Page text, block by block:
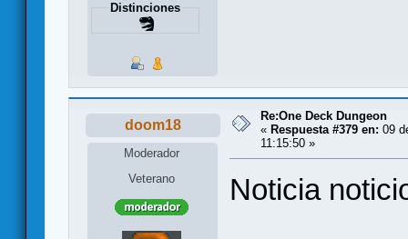
Distinciones
doom18
Moderador
Veterano
Re:One Deck Dungeon
« Respuesta #379 en: 09
11:15:50 »
Noticia